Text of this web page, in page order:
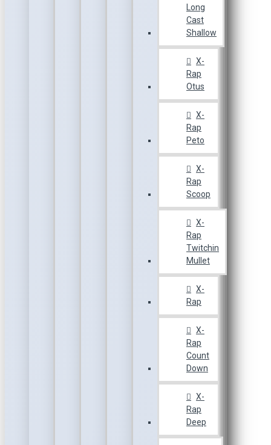
Long
Cast
Shallow
X-
Rap
Otus
X-
Rap
Peto
X-
Rap
Scoop
X-
Rap
Twitchin
Mullet
X-
Rap
X-
Rap
Count
Down
X-
Rap
Deep